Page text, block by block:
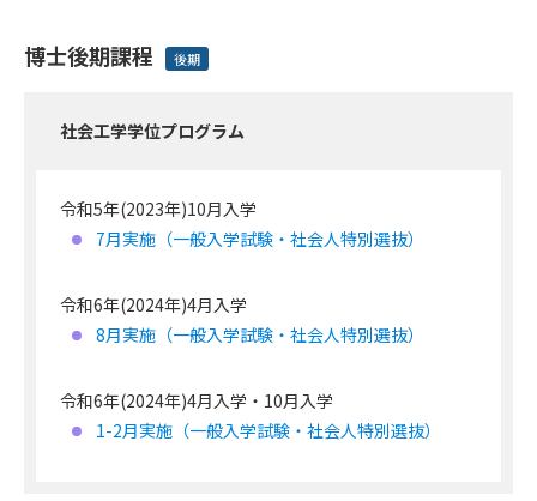
博士後期課程 後期
社会工学学位プログラム
令和5年(2023年)10月入学
7月実施（一般入学試験・社会人特別選抜）
令和6年(2024年)4月入学
8月実施（一般入学試験・社会人特別選抜）
令和6年(2024年)4月入学・10月入学
1-2月実施（一般入学試験・社会人特別選抜）